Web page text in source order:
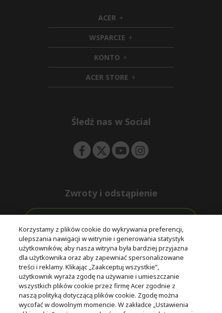
ACER h
i
d
d
e
n
WSPARCIE h
i
d
e
n
KONTO h
i
d
d
ACER STORE h
i
e
Śledź nas w Social
Zwroty i odstąpienie
Darmowa
ekspresowa
dostawa
Wsparcie
przed i po
zakupie
Bezpieczne
płatności
© 2025 Acer Inc.
Firma CPYou BV jest autoryzowanym sprzedawcą produktów i
usług oferowanych w tym sklepie.
Korzystamy z plików cookie do wykrywania preferencji,
ulepszania nawigacji w witrynie i generowania statystyk
użytkowników, aby nasza witryna była bardziej przyjazna
dla użytkownika oraz aby zapewniać spersonalizowane
treści i reklamy. Klikając „Zaakceptuj wszystkie”,
użytkownik wyraża zgodę na używanie i umieszczanie
wszystkich plików cookie przez firmę Acer zgodnie z
naszą polityką dotyczącą plików cookie. Zgodę można
wycofać w dowolnym momencie. W zakładce „Ustawienia